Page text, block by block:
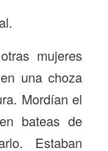
mujeres
una choza
Mordían el
bateas de
Estaban